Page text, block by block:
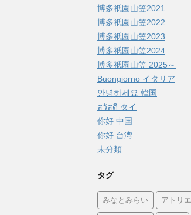
博多祇園山笠2021
博多祇園山笠2022
博多祇園山笠2023
博多祇園山笠2024
博多祇園山笠 2025～
Buongiorno イタリア
안녕하세요 韓国
สวัสดี タイ
你好 中国
你好 台湾
未分類
タグ
みなとみらい アトリエ